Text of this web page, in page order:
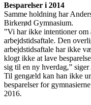
Besparelser i 2014
Samme holdning har
Birkerød Gymnasium.
”Vi har ikke intentioner om
arbejdstidsaftale. Den
arbejdstidsaftale har ikke
klogt ikke at lave
sig til en ny hverdag,”
Til gengæld kan han ikke
besparelser for
2016.